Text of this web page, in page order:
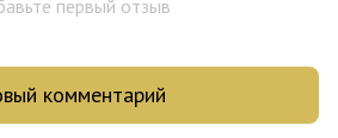
первый отзыв
комментарий